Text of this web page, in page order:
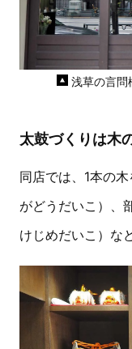
浅草の言問
太鼓づくりは木
同店では、1本の
がどうだいこ）、
けじめだいこ）な